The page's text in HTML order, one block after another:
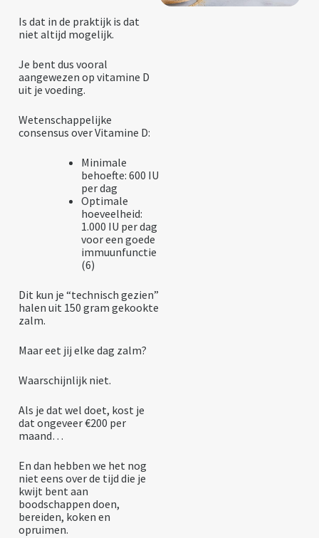
Is dat in de praktijk is dat
niet altijd mogelijk.
Je bent dus vooral
aangewezen op vitamine D
uit je voeding.
Wetenschappelijke
consensus over Vitamine D:
Minimale
behoefte: 600 IU
per dag
Optimale
hoeveelheid:
1.000 IU per dag
voor een goede
immuunfunctie
(6)
Dit kun je “technisch gezien”
halen uit 150 gram gekookte
zalm.
Maar eet jij elke dag zalm?
Waarschijnlijk niet.
Als je dat wel doet, kost je
dat ongeveer €200 per
maand…
En dan hebben we het nog
niet eens over de tijd die je
kwijt bent aan
boodschappen doen,
bereiden, koken en
opruimen.